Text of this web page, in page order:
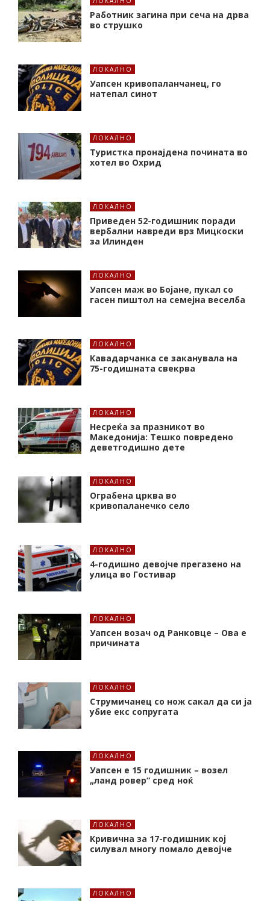
Работник загина при сеча на дрва
во струшко
ЛОКАЛНО
Уапсен кривопаланчанец, го
натепал синот
ЛОКАЛНО
Туристка пронајдена почината во
хотел во Охрид
ЛОКАЛНО
Приведен 52-годишник поради
вербални навреди врз Мицкоски
за Илинден
ЛОКАЛНО
Уапсен маж во Бојане, пукал со
гасен пиштол на семејна веселба
ЛОКАЛНО
Кавадарчанка се заканувала на
75-годишната свекрва
ЛОКАЛНО
Несреќа за празникот во
Македонија: Тешко повредено
деветгодишно дете
ЛОКАЛНО
Ограбена црква во
кривопаланечко село
ЛОКАЛНО
4-годишно девојче прегазено на
улица во Гостивар
ЛОКАЛНО
Уапсен возач од Ранковце – Ова е
причината
ЛОКАЛНО
Струмичанец со нож сакал да си ја
убие екс сопругата
ЛОКАЛНО
Уапсен е 15 годишник – возел
„ланд ровер“ сред ноќ
ЛОКАЛНО
Кривична за 17-годишник кој
силувал многу помало девојче
ЛОКАЛНО